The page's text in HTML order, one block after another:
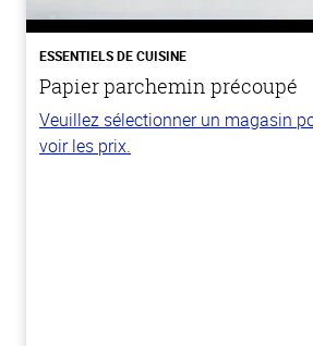
ESSENTIELS DE CUISINE
Papier parchemin précoupé
Veuillez sélectionner un magasin
voir les prix.